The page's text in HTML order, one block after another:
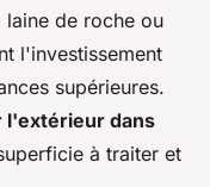
laine de roche ou
l'investissement
supérieures.
l'extérieur dans
à traiter et